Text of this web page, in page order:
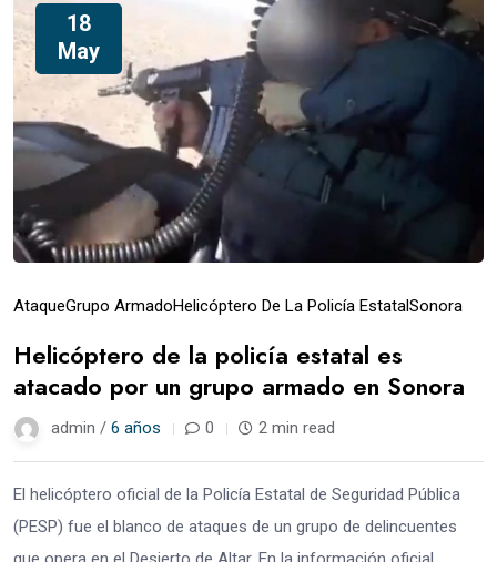
18
May
AtaqueGrupo ArmadoHelicóptero De La Policía EstatalSonora
Helicóptero de la policía estatal es
atacado por un grupo armado en Sonora
admin / 6 años 0 2 min read
El helicóptero oficial de la Policía Estatal de Seguridad Pública
(PESP) fue el blanco de ataques de un grupo de delincuentes